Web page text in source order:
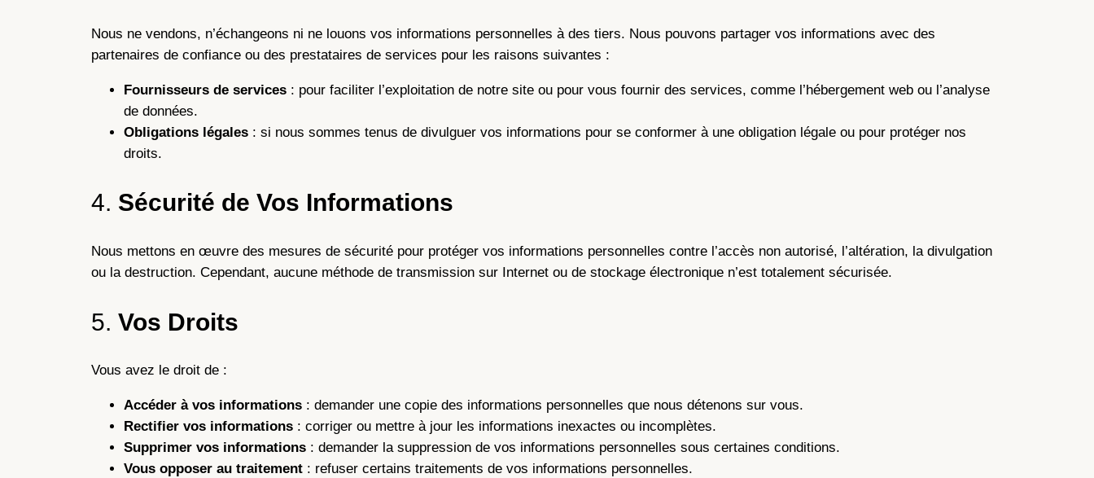
Nous ne vendons, n’échangeons ni ne louons vos informations personnelles à des tiers. Nous pouvons partager vos informations avec des
partenaires de confiance ou des prestataires de services pour les raisons suivantes :
Fournisseurs de services : pour faciliter l’exploitation de notre site ou pour vous fournir des services, comme l’hébergement web ou l’analyse
de données.
Obligations légales : si nous sommes tenus de divulguer vos informations pour se conformer à une obligation légale ou pour protéger nos
droits.
4. Sécurité de Vos Informations
Nous mettons en œuvre des mesures de sécurité pour protéger vos informations personnelles contre l’accès non autorisé, l’altération, la divulgation
ou la destruction. Cependant, aucune méthode de transmission sur Internet ou de stockage électronique n’est totalement sécurisée.
5. Vos Droits
Vous avez le droit de :
Accéder à vos informations : demander une copie des informations personnelles que nous détenons sur vous.
Rectifier vos informations : corriger ou mettre à jour les informations inexactes ou incomplètes.
Supprimer vos informations : demander la suppression de vos informations personnelles sous certaines conditions.
Vous opposer au traitement : refuser certains traitements de vos informations personnelles.